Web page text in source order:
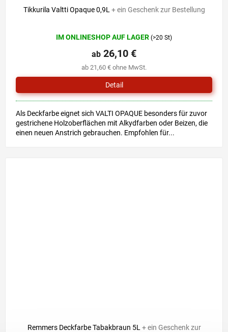
Tikkurila Valtti Opaque 0,9L + ein Geschenk zur Bestellung
durchschnittliche
Produktbewertung
ist
0,0
von
5
Sternen.
IM ONLINESHOP AUF LAGER (>20 St)
ab 21,60 € ohne MwSt.
ab 26,10 €
Detail
Als Deckfarbe eignet sich VALTI OPAQUE besonders für zuvor
gestrichene Holzoberflächen mit Alkydfarben oder Beizen, die
einen neuen Anstrich gebrauchen. Empfohlen für...
Remmers Deckfarbe Tabakbraun 5L + ein Geschenk zur